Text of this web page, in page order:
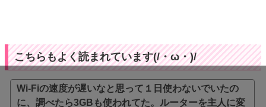
こちらもよく読まれています(/・ω・)/
Wi-Fiの速度が遅いなと思って１日使わないでいたの
に、調べたら3GBも使われてた。ルーターを主人に変